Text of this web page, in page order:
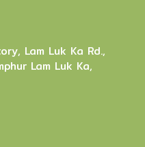
Lam Luk Ka Rd.,
Lam Luk Ka,